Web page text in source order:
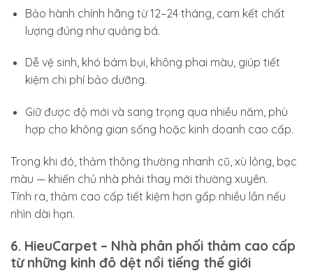
Bảo hành chính hãng từ 12–24 tháng, cam kết chất
lượng đúng như quảng bá.
Dễ vệ sinh, khó bám bụi, không phai màu, giúp tiết
kiệm chi phí bảo dưỡng.
Giữ được độ mới và sang trọng qua nhiều năm, phù
hợp cho không gian sống hoặc kinh doanh cao cấp.
Trong khi đó, thảm thông thường nhanh cũ, xù lông, bạc
màu — khiến chủ nhà phải thay mới thường xuyên.
Tính ra, thảm cao cấp tiết kiệm hơn gấp nhiều lần nếu
nhìn dài hạn.
6. HieuCarpet – Nhà phân phối thảm cao cấp
từ những kinh đô dệt nổi tiếng thế giới